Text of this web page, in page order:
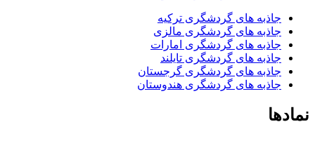
جاذبه های گردشگری ترکیه
جاذبه های گردشگری مالزی
جاذبه های گردشگری امارات
جاذبه های گردشگری تایلند
جاذبه های گردشگری گرجستان
جاذبه های گردشگری هندوستان
نمادها